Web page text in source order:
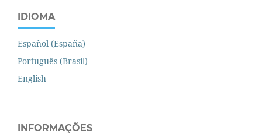
IDIOMA
Español (España)
Português (Brasil)
English
INFORMAÇÕES